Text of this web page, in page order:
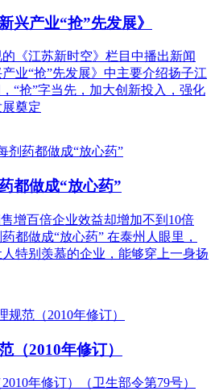
兴产业“抢”先发展》
《江苏新时空》栏目中播出新闻
业“抢”先发展》中主要介绍扬子江
“抢”字当先，加大创新投入，强化
奠定
都做成“放心药”
增百倍企业效益却增加不到10倍
做成“放心药” 在泰州人眼里，
特别羡慕的企业，能够穿上一身扬
（2010年修订）
年修订）（卫生部令第79号）